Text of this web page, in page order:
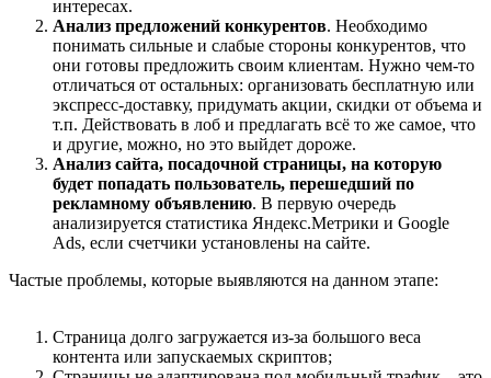
интересах.
Анализ предложений конкурентов. Необходимо
понимать сильные и слабые стороны конкурентов, что
они готовы предложить своим клиентам. Нужно чем-то
отличаться от остальных: организовать бесплатную или
экспресс-доставку, придумать акции, скидки от объема и
т.п. Действовать в лоб и предлагать всё то же самое, что
и другие, можно, но это выйдет дороже.
Анализ сайта, посадочной страницы, на которую
будет попадать пользователь, перешедший по
рекламному объявлению. В первую очередь
анализируется статистика Яндекс.Метрики и Google
Ads, если счетчики установлены на сайте.
Частые проблемы, которые выявляются на данном этапе:
Страница долго загружается из-за большого веса
контента или запускаемых скриптов;